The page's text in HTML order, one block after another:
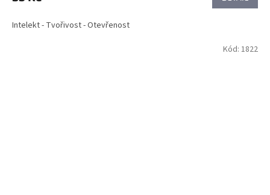
Intelekt - Tvořivost - Otevřenost
Kód: 1822